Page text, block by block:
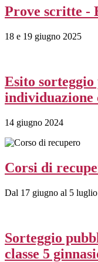
Prove scritte -
18 e 19 giugno 2025
Esito
individuazione
14 giugno 2024
Corsi di
Dal 17 giugno al 5
Sorteggio
classe 5